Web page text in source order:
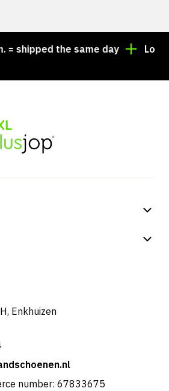
shipped the same day Looking
Enkhuizen
number: 67833675